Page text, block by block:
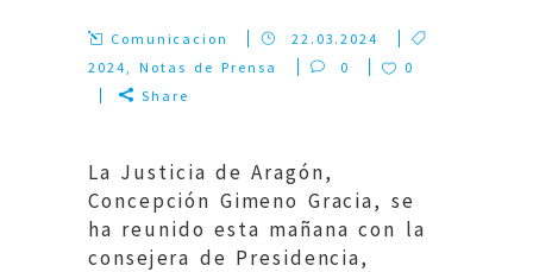
Comunicacion
22.03.2024
2024,Notas de Prensa 0
0
Share
La Justicia de Aragón,
Concepción Gimeno Gracia, se
ha reunido esta mañana con la
consejera de Presidencia,